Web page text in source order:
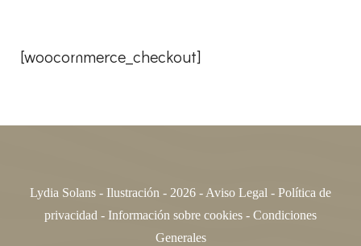
[woocommerce_checkout]
Lydia Solans - Ilustración - 2026 - Aviso Legal - Política de
privacidad - Información sobre cookies - Condiciones
Generales